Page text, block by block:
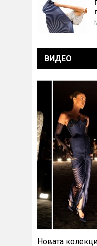
ВИДЕО
Новата